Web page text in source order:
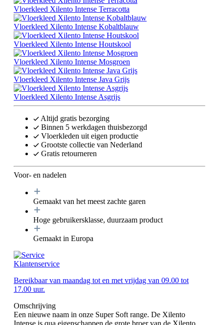
Vloerkleed Xilento Intense Terracotta
Vloerkleed Xilento Intense Kobaltblauw
Vloerkleed Xilento Intense Houtskool
Vloerkleed Xilento Intense Mosgroen
Vloerkleed Xilento Intense Java Grijs
Vloerkleed Xilento Intense Asgrijs
Altijd gratis bezorging
Binnen 5 werkdagen thuisbezorgd
Vloerkleden uit eigen productie
Grootste collectie van Nederland
Gratis retourneren
Voor- en nadelen
Gemaakt van het meest zachte garen
Hoge gebruikersklasse, duurzaam product
Gemaakt in Europa
Klantenservice
Bereikbaar van maandag tot en met vrijdag van 09.00 tot
17.00 uur.
Omschrijving
Een nieuwe naam in onze Super Soft range. De Xilento